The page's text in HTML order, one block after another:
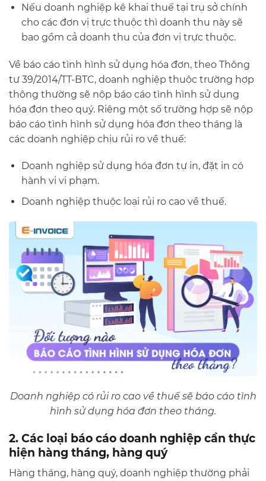
Nếu doanh nghiệp kê khai thuế tại trụ sở chính
cho các đơn vị trực thuộc thì doanh thu này sẽ
bao gồm cả doanh thu của đơn vị trực thuộc.
Về báo cáo tình hình sử dụng hóa đơn, theo Thông
tư 39/2014/TT-BTC, doanh nghiệp thuộc trường hợp
thông thường sẽ nộp báo cáo tình hình sử dụng
hóa đơn theo quý. Riêng một số trường hợp sẽ nộp
báo cáo tình hình sử dụng hóa đơn theo tháng là
các doanh nghiệp chịu rủi ro về thuế:
Doanh nghiệp sử dụng hóa đơn tự in, đặt in có
hành vi vi phạm.
Doanh nghiệp thuộc loại rủi ro cao về thuế.
Doanh nghiệp có rủi ro cao về thuế sẽ báo cáo tình
hình sử dụng hóa đơn theo tháng.
2. Các loại báo cáo doanh nghiệp cần thực
hiện hàng tháng, hàng quý
Hàng tháng, hàng quý, doanh nghiệp thường phải